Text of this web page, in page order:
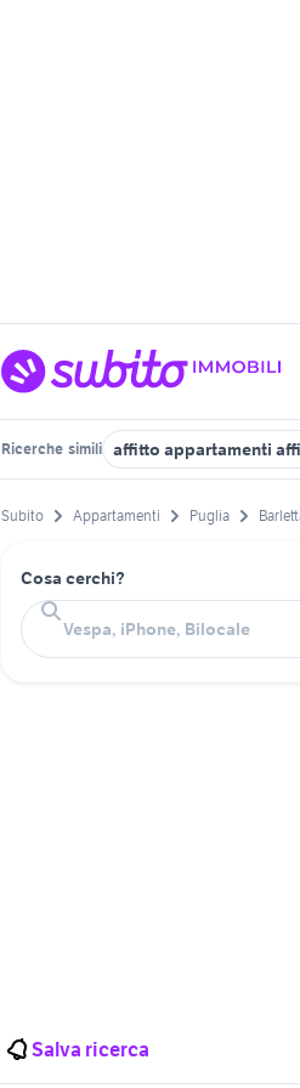
Ricerche simili affitto appartamenti
Subito Appartamenti Puglia
Cosa cerchi?
Salva ricerca